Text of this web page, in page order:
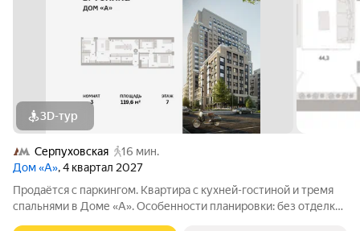
3D-тур
Серпуховская
16 мин.
Дом «А», 4 квартал 2027
Продаётся с паркингом. Квартира с кухней-гостиной и тремя
спальнями в Доме «А». Особенности планировки: без отделки,